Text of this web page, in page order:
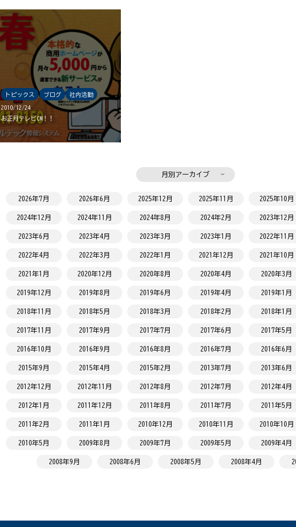
トピックス ブログ 社内活動
2010/12/24
お正月テレビCM！！
月別アーカイブ
2026年7月 2026年6月 2025年12月 2025年11月 2025年10月
2024年12月 2024年11月 2024年8月 2024年2月 2023年12月
2023年6月 2023年4月 2023年3月 2023年1月 2022年11月
2022年4月 2022年3月 2022年1月 2021年12月 2021年10月
2021年1月 2020年12月 2020年8月 2020年4月 2020年3月
2019年12月 2019年8月 2019年6月 2019年4月 2019年1月
2018年11月 2018年5月 2018年3月 2018年2月 2018年1月
2017年11月 2017年9月 2017年7月 2017年6月 2017年5月
2016年10月 2016年9月 2016年8月 2016年7月 2016年6月
2015年9月 2015年4月 2015年2月 2013年7月 2013年6月
2012年12月 2012年11月 2012年8月 2012年7月 2012年4月
2012年1月 2011年12月 2011年8月 2011年7月 2011年5月
2011年2月 2011年1月 2010年12月 2010年11月 2010年10月
2010年5月 2009年8月 2009年7月 2009年5月 2009年4月
2008年9月 2008年6月 2008年5月 2008年4月